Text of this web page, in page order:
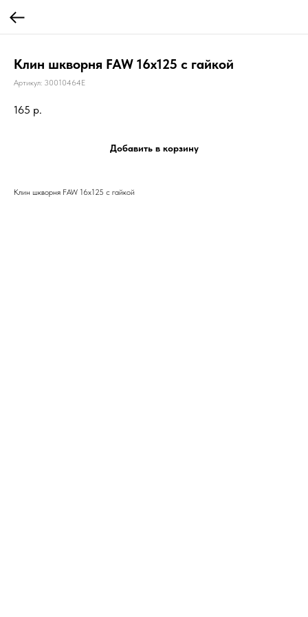
Клин шкворня FAW 16х125 с гайкой
Артикул: 30010464E
165 р.
Добавить в корзину
Клин шкворня FAW 16х125 с гайкой